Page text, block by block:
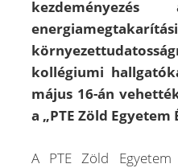
kollégiumi
május 16-án
a „PTE Zöld Egyetem
A PTE Zöld